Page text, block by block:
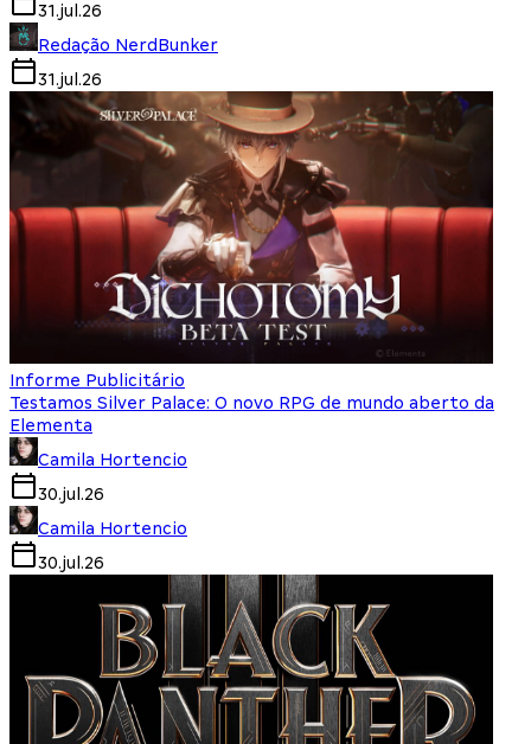
31.jul.26
Redação NerdBunker
31.jul.26
Informe Publicitário
Testamos Silver Palace: O novo RPG de mundo aberto da
Elementa
Camila Hortencio
30.jul.26
Camila Hortencio
30.jul.26